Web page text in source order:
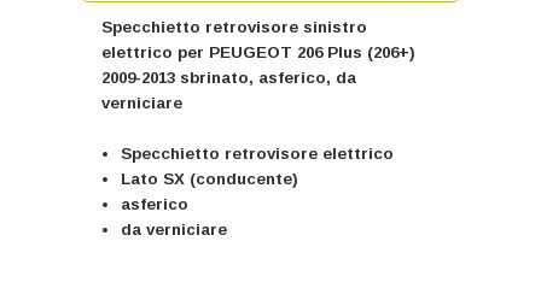
Specchietto retrovisore sinistro
elettrico per PEUGEOT 206 Plus (206+)
2009-2013 sbrinato, asferico, da
verniciare
Specchietto retrovisore elettrico
Lato SX (conducente)
asferico
da verniciare